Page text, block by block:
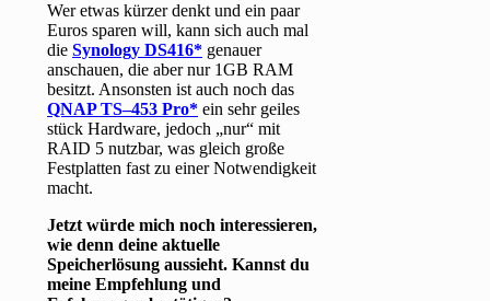
Wer etwas kürzer denkt und ein paar
Euros sparen will, kann sich auch mal
dieSynology DS416
genauer
anschauen, die aber nur 1GB RAM
besitzt. Ansonsten ist auch noch das
QNAP TS–453 Pro
ein sehr geiles
stück Hardware, jedoch „nur“ mit
RAID 5 nutzbar, was gleich große
Festplatten fast zu einer Notwendigkeit
macht.
Jetzt würde mich noch interessieren,
wie denn deine aktuelle
Speicherlösung aussieht. Kannst du
meine Empfehlung und